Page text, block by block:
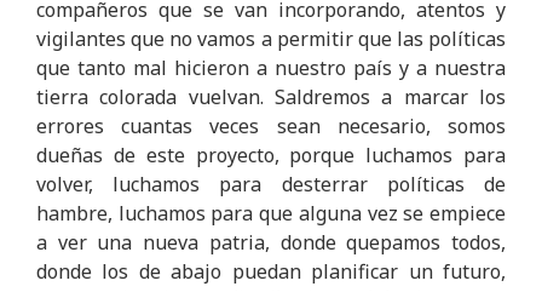
compañeros que se van incorporando, atentos y
vigilantes que no vamos a permitir que las políticas
que tanto mal hicieron a nuestro país y a nuestra
tierra colorada vuelvan. Saldremos a marcar los
errores cuantas veces sean necesario, somos
dueñas de este proyecto, porque luchamos para
volver, luchamos para desterrar políticas de
hambre, luchamos para que alguna vez se empiece
a ver una nueva patria, donde quepamos todos,
donde los de abajo puedan planificar un futuro,